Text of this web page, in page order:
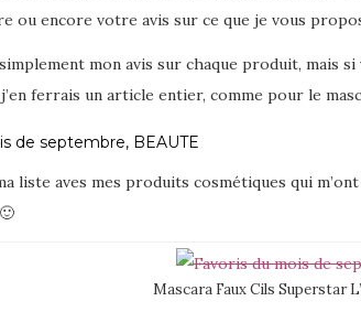
ou encore votre avis sur ce que je vous
mon avis sur chaque produit, mais
ferrais un article entier, comme pour le
de septembre, BEAUTE
liste aves mes produits cosmétiques qui
Mascara Faux Cils Superstar